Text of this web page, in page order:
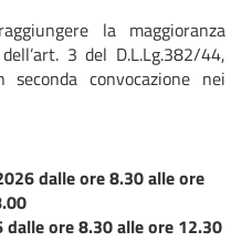
la maggioranza
3 del D.L.Lg.382/44,
seconda convocazione nei
dalle ore 8.30 alle ore
dalle ore 8.30 alle ore 12.30